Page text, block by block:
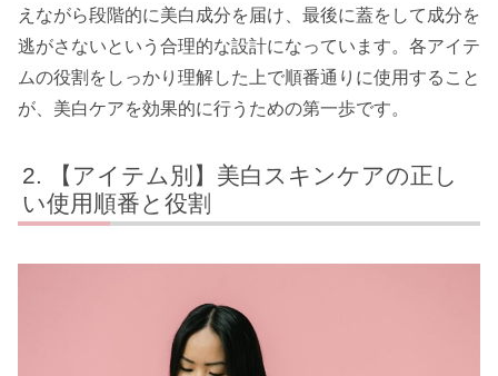
えながら段階的に美白成分を届け、最後に蓋をして成分を
逃がさないという合理的な設計になっています。各アイテ
ムの役割をしっかり理解した上で順番通りに使用すること
が、美白ケアを効果的に行うための第一歩です。
【アイテム別】美白スキンケアの正し
い使用順番と役割